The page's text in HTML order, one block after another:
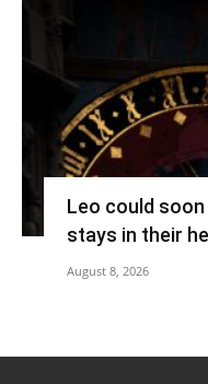
Leo could
stays in their
August 8, 2026